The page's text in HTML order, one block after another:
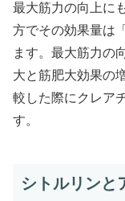
最大筋力の向上に
方でその効果量は
ます。最大筋力の
大と筋肥大効果の
較した際にクレア
す。
シトルリンと